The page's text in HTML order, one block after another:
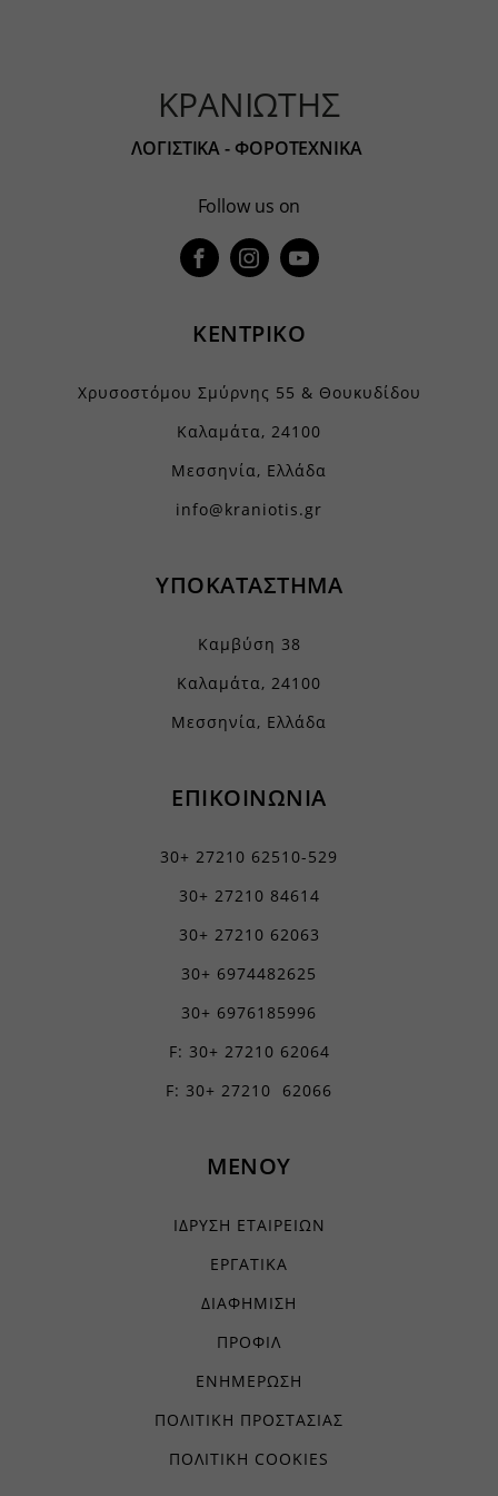
ΚΡΑΝΙΩΤΗΣ
ΛΟΓΙΣΤΙΚΑ - ΦΟΡΟΤΕΧΝΙΚΑ
Follow us on
ΚΕΝΤΡΙΚΟ
Χρυσοστόμου Σμύρνης 55 & Θουκυδίδου
Καλαμάτα, 24100
Μεσσηνία, Ελλάδα
info@kraniotis.gr
ΥΠΟΚΑΤΑΣΤΗΜΑ
Καμβύση 38
Καλαμάτα, 24100
Μεσσηνία, Ελλάδα
ΕΠΙΚΟΙΝΩΝΙΑ
30+ 27210 62510-529
30+ 27210 84614
30+ 27210 62063
30+ 6974482625
30+ 6976185996
F: 30+ 27210 62064
F: 30+ 27210 62066
ΜΕΝΟΥ
ΙΔΡΥΣΗ ΕΤΑΙΡΕΙΩΝ
ΕΡΓΑΤΙΚΑ
ΔΙΑΦΗΜΙΣΗ
ΠΡΟΦΙΛ
ΕΝΗΜΕΡΩΣΗ
ΠΟΛΙΤΙΚΗ ΠΡΟΣΤΑΣΙΑΣ
ΠΟΛΙΤΙΚΗ COOKIES
apps.elfsight.com
kraniotis-gr.themebook.cloud
services.kraniotis.gr